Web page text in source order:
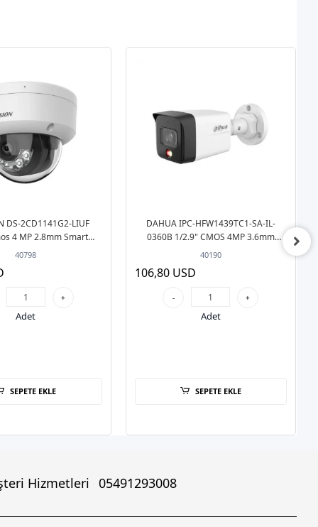
DS-2CD1141G2-LIUF
4 MP 2.8mm Smart
POE Sesli Dome Smart
40798
+
Adet
SEPETE EKLE
DAHUA IPC-HFW1439TC1-SA-IL-
0360B 1/2.9" CMOS 4MP 3.6mm
Smart Led POE Sesli FullColor Bullet IP
40190
106,80 USD
- +
Adet
SEPETE EKLE
Hizmetleri 05491293008